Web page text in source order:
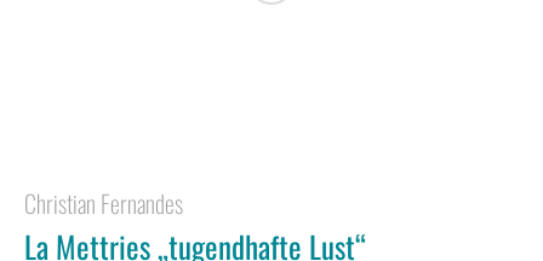
Christian Fernandes
La Mettries „tugendhafte Lust“